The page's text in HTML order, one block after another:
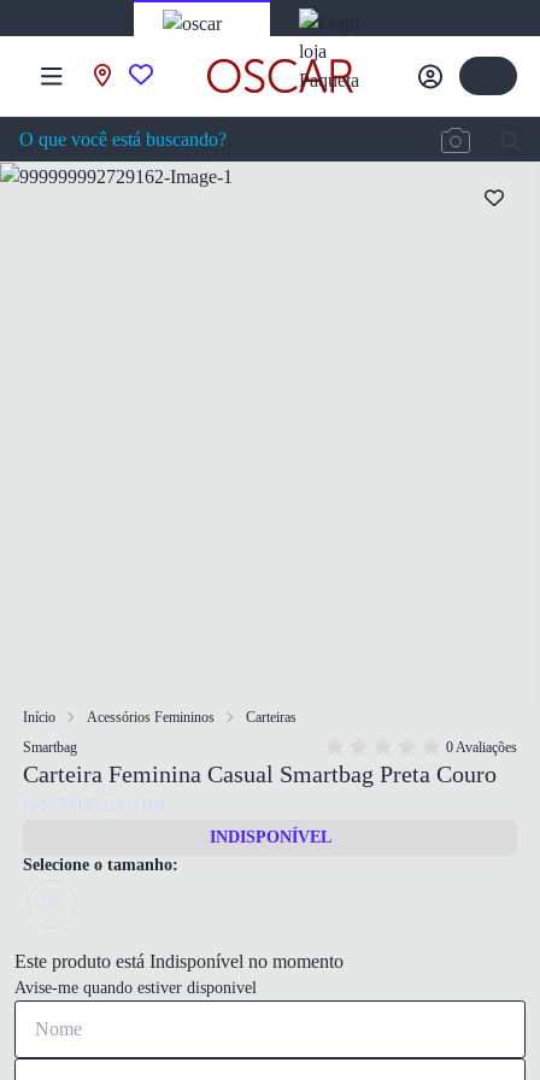
Início Acessórios Femininos
Carteiras
Smartbag
0 Avaliações
Carteira Feminina Casual Smartbag Preta Couro
Ref: 7893592431108
INDISPONÍVEL
Selecione o tamanho:
Este produto está Indisponível no momento
Avise-me quando estiver disponivel